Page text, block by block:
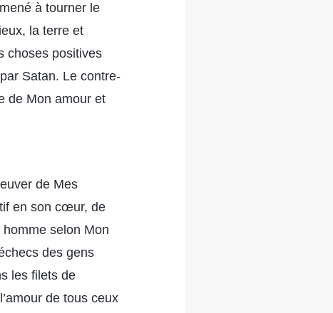
à tourner le
la terre et
choses positives
Satan. Le contre-
de Mon amour et
de Mes
en son cœur, de
selon Mon
des gens
les filets de
de tous ceux